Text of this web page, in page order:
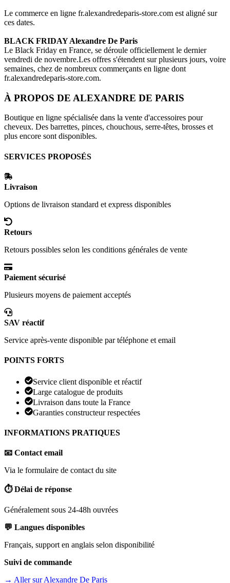
Le commerce en ligne fr.alexandredeparis-store.com est aligné sur
ces dates.
BLACK FRIDAYAlexandre De Paris
Le Black Friday en France, se déroule officiellement le dernier
vendredi de novembre.Les offres s'étendent sur plusieurs jours, voire
semaines, chez de nombreux commerçants en ligne dont
fr.alexandredeparis-store.com.
À PROPOS DE ALEXANDRE DE PARIS
Boutique en ligne spécialisée dans la vente d'accessoires pour
cheveux. Des barrettes, pinces, chouchous, serre-têtes, brosses et
plus encore sont disponibles.
SERVICES PROPOSÉS
Livraison
Options de livraison standard et express disponibles
Retours
Retours possibles selon les conditions générales de vente
Paiement sécurisé
Plusieurs moyens de paiement acceptés
SAV réactif
Service après-vente disponible par téléphone et email
POINTS FORTS
Service client disponible et réactif
Large catalogue de produits
Livraison dans toute la France
Garanties constructeur respectées
INFORMATIONS PRATIQUES
📧 Contact email
Via le formulaire de contact du site
⏱️ Délai de réponse
Généralement sous 24-48h ouvrées
💬 Langues disponibles
Français, support en anglais selon disponibilité
Suivi de commande
→ Aller surAlexandre De Paris